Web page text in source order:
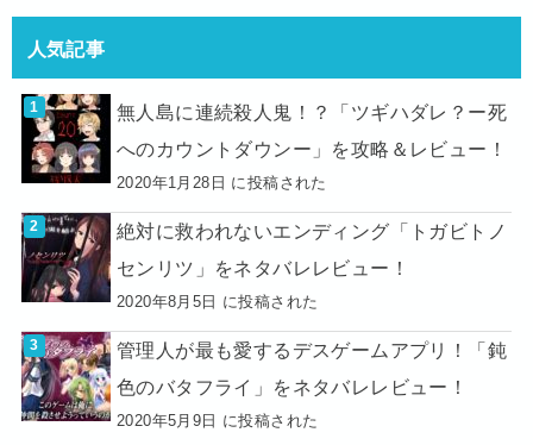
人気記事
無人島に連続殺人鬼！？「ツギハダレ？ー死
へのカウントダウンー」を攻略＆レビュー！
2020年1月28日 に投稿された
絶対に救われないエンディング「トガビトノ
センリツ」をネタバレレビュー！
2020年8月5日 に投稿された
管理人が最も愛するデスゲームアプリ！「鈍
色のバタフライ」をネタバレレビュー！
2020年5月9日 に投稿された